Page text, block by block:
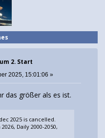
2. Start
2025, 15:01:06 »
das größer als es ist.
2025 is cancelled.
Daily 2000-2050,